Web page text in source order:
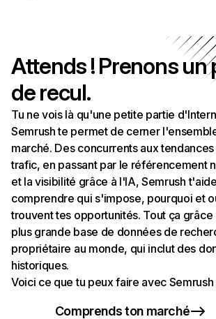
Attends ! Prenons un
de recul.
Tu ne vois là qu'une petite partie
Semrush te permet de cerner
marché. Des concurrents aux
trafic, en passant par le référencement
et la visibilité grâce à l'IA, Semrush
comprendre qui s'impose, pourquoi et
trouvent tes opportunités. Tout ça grâce
plus grande base de données de
propriétaire au monde, qui inclut des
historiques.
Voici ce que tu peux faire avec Semrush
Comprends ton marché